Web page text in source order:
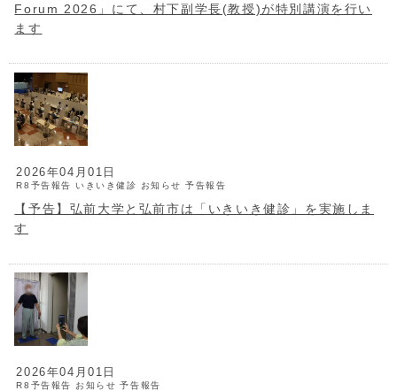
Forum 2026」にて、村下副学長(教授)が特別講演を行い
ます
2026年04月01日
R8予告報告 いきいき健診 お知らせ 予告報告
【予告】弘前大学と弘前市は「いきいき健診」を実施しま
す
2026年04月01日
R8予告報告 お知らせ 予告報告